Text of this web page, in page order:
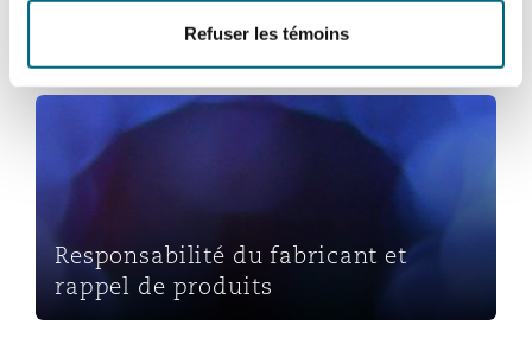
Refuser les témoins
Professionnels de la construction
Responsabilité du fabricant et rappel de produits
Responsabilité du fabricant et
rappel de produits